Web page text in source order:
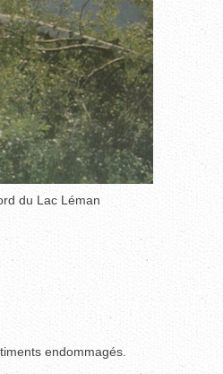
du Lac Léman
endommagés.